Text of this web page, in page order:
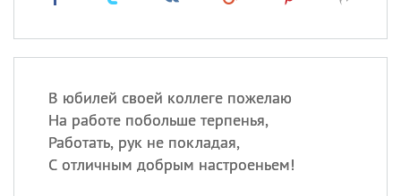
В юбилей своей коллеге пожелаю
На работе побольше терпенья,
Работать, рук не покладая,
С отличным добрым настроеньем!